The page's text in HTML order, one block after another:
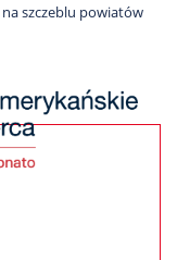
szczeblu powiatów